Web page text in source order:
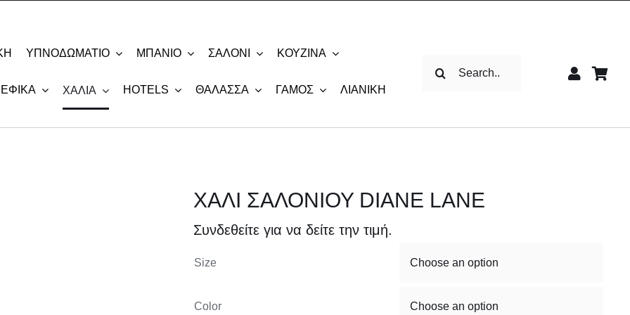
ΥΠΝΟΔΩΜΆΤΙΟ ΜΠΆΝΙΟ ΣΑΛΌΝΙ ΚΟΥΖΊΝΑ
ΧΑΛΙΆ HOTELS ΘΆΛΑΣΣΑ ΓΆΜΟΣ ΛΙΑΝΙΚΉ
ΧΑΛΙ ΣΑΛΟΝΙΟΥ DIANE LANE
Συνδεθείτε για να δείτε την τιμή.
Size
Color